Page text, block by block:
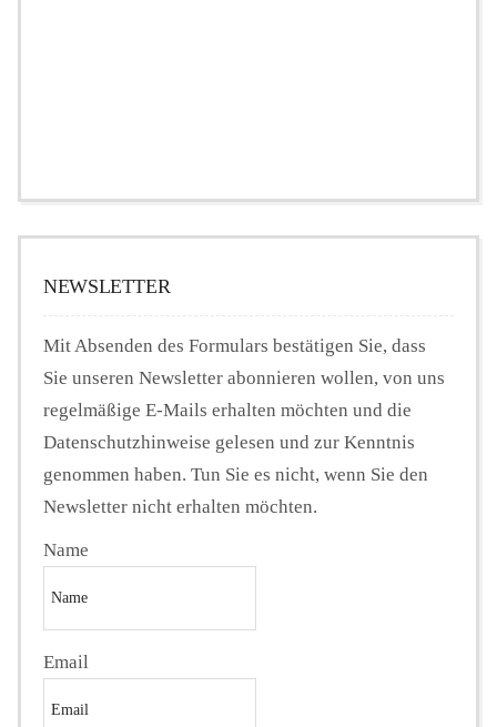
NEWSLETTER
Mit Absenden des Formulars bestätigen Sie, dass
Sie unseren Newsletter abonnieren wollen, von uns
regelmäßige E-Mails erhalten möchten und die
Datenschutzhinweise gelesen und zur Kenntnis
genommen haben. Tun Sie es nicht, wenn Sie den
Newsletter nicht erhalten möchten.
Name
Email